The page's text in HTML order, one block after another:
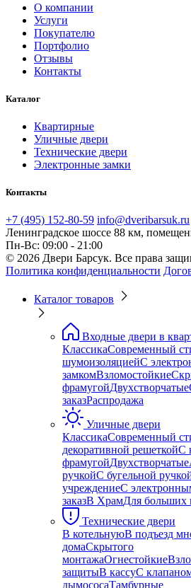
О компании
Услуги
Покупателю
Портфолио
Отзывы
Контакты
Каталог
Квартирные
Уличные двери
Технические двери
Электронные замки
Контакты
+7 (495) 152-80-59 info@dveribarsuk.ru
Ленинградское шоссе 88 км,
Пн-Вс: 09:00 - 21:00
© 2026 Двери Барсук. Все права
Политика конфиденциальности
Каталог товаров
Входные двери в
КлассикаСовременный
шумоизоляциейС
замкомВзломостойкие
фрамугойДвухстворчатые
заказРаспродажа
Уличные двери
КлассикаСовременный
декоративной решеткойС
фрамугойДвухстворчатые
ручкойС бугельной
учреждениеС
заказВ ХрамДля больших
Технические двери
В котельнуюВ подъезд
домаСкрытого
монтажаОгнестойкие
защитыВ кассуС
дымососаТамбурные